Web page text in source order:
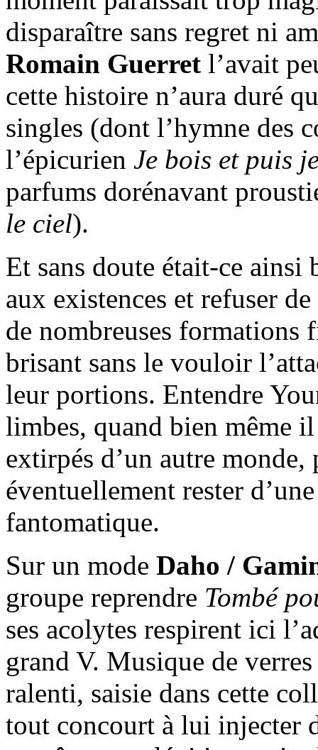
disparaître sans regret ni
Romain Guerret l’avait
cette histoire n’aura duré
singles (dont l’hymne des
l’épicurien Je bois et puis
parfums dorénavant
le ciel).
Et sans doute était-ce
aux existences et refuser
de nombreuses formations
brisant sans le vouloir
leur portions. Entendre
limbes, quand bien même
extirpés d’un autre
éventuellement rester
fantomatique.
Sur un mode Daho /
groupe reprendre Tombé
ses acolytes respirent ici
grand V. Musique de
ralenti, saisie dans cette
tout concourt à lui injecter